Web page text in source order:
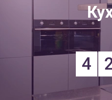
4